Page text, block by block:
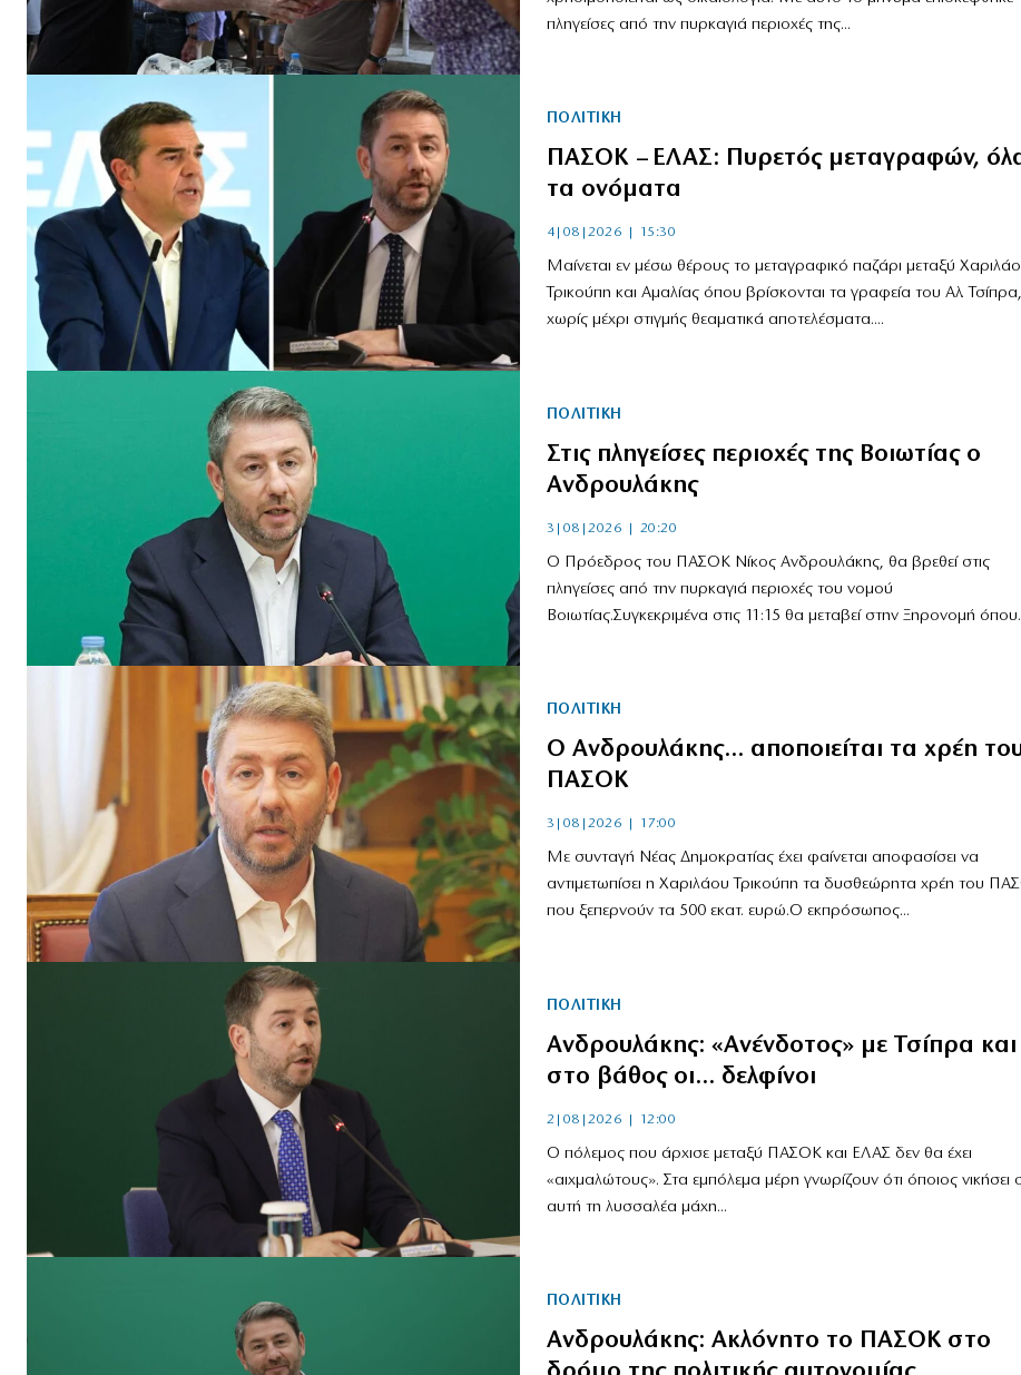
πληγείσες από την πυρκαγιά περιοχές της...
ΠΟΛΙΤΙΚΗ
ΠΑΣΟΚ – ΕΛΑΣ: Πυρετός μεταγραφών,
τα ονόματα
4|08|2026 | 15:30
Μαίνεται εν μέσω θέρους το μεταγραφικό παζάρι μεταξύ
Τρικούπη και Αμαλίας όπου βρίσκονται τα γραφεία του Αλ. Τσίπρα,
χωρίς μέχρι στιγμής θεαματικά αποτελέσματα....
ΠΟΛΙΤΙΚΗ
Στις πληγείσες περιοχές της Βοιωτίας ο
Ανδρουλάκης
3|08|2026 | 20:20
Ο Πρόεδρος του ΠΑΣΟΚ Νίκος Ανδρουλάκης, θα βρεθεί στις
πληγείσες από την πυρκαγιά περιοχές του νομού
Βοιωτίας.Συγκεκριμένα στις 11:15 θα μεταβεί στην Ξηρονομή
ΠΟΛΙΤΙΚΗ
Ο Ανδρουλάκης… αποποιείται τα χρέη
ΠΑΣΟΚ
3|08|2026 | 17:00
Με συνταγή Νέας Δημοκρατίας έχει φαίνεται αποφασίσει να
αντιμετωπίσει η Χαριλάου Τρικούπη τα δυσθεώρητα χρέη του
που ξεπερνούν τα 500 εκατ. ευρώ.Ο εκπρόσωπος...
ΠΟΛΙΤΙΚΗ
Ανδρουλάκης: «Ανένδοτος» με Τσίπρα και
στο βάθος οι… δελφίνοι
2|08|2026 | 12:00
Ο πόλεμος που άρχισε μεταξύ ΠΑΣΟΚ και ΕΛΑΣ δεν θα έχει
«αιχμαλώτους». Στα εμπόλεμα μέρη γνωρίζουν ότι όποιος νικήσει
αυτή τη λυσσαλέα μάχη...
ΠΟΛΙΤΙΚΗ
Ανδρουλάκης: Ακλόνητο το ΠΑΣΟΚ στο